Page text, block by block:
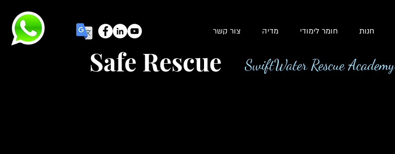
חנות חומר לימודי מדיה צור קשר
Safe Rescue SwiftWater Rescue Academy